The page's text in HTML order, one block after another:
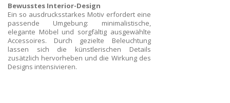
Bewusstes Interior-Design
Ein so ausdrucksstarkes Motiv erfordert eine
passende Umgebung: minimalistische,
elegante Möbel und sorgfältig ausgewählte
Accessoires. Durch gezielte Beleuchtung
lassen sich die künstlerischen Details
zusätzlich hervorheben und die Wirkung des
Designs intensivieren.